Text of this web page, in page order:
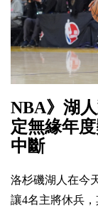
NBA》湖
定無緣年
中斷
洛杉磯湖人在今
讓4名主將休兵